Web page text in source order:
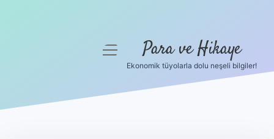
menüyü
Para ve Hikaye
Ekonomik tüyolarla dolu neşeli bilgiler!